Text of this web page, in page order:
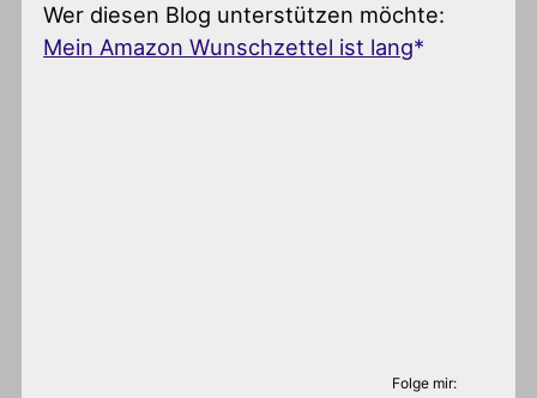
Wer diesen Blog unterstützen möchte:
Mein Amazon Wunschzettel ist lang
Folge mir: